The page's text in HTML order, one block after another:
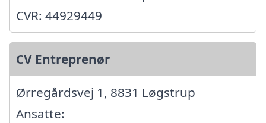
CVR: 44929449
CV Entreprenør
Ørregårdsvej 1, 8831 Løgstrup
Ansatte: